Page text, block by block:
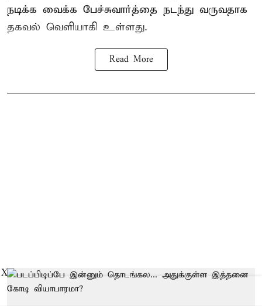
நடிக்க வைக்க பேச்சுவார்த்தை நடந்து வருவதாக
தகவல் வெளியாகி உள்ளது.
Read More
X